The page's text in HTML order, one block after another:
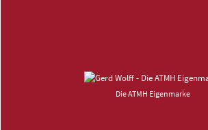
Die ATMH Eigenmarke